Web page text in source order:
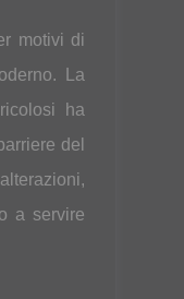
motivi di
La
ha
del
a servire